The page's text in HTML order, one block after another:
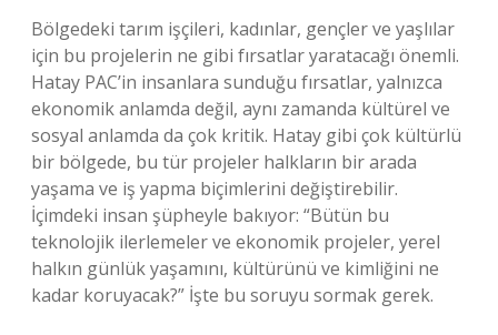
Bölgedeki tarım işçileri, kadınlar, gençler ve yaşlılar
için bu projelerin ne gibi fırsatlar yaratacağı önemli.
Hatay PAC’in insanlara sunduğu fırsatlar, yalnızca
ekonomik anlamda değil, aynı zamanda kültürel ve
sosyal anlamda da çok kritik. Hatay gibi çok kültürlü
bir bölgede, bu tür projeler halkların bir arada
yaşama ve iş yapma biçimlerini değiştirebilir.
İçimdeki insan şüpheyle bakıyor: “Bütün bu
teknolojik ilerlemeler ve ekonomik projeler, yerel
halkın günlük yaşamını, kültürünü ve kimliğini ne
kadar koruyacak?” İşte bu soruyu sormak gerek.